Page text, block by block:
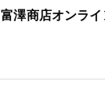
富澤商店オンラ